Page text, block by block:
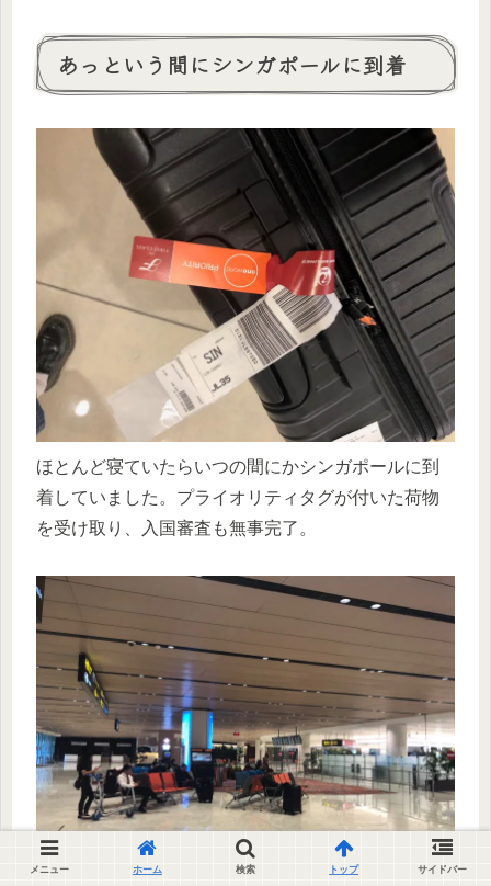
あっという間にシンガポールに到着
ほとんど寝ていたらいつの間にかシンガポールに到
着していました。プライオリティタグが付いた荷物
を受け取り、入国審査も無事完了。
メニュー ホーム 検索 トップ サイドバー